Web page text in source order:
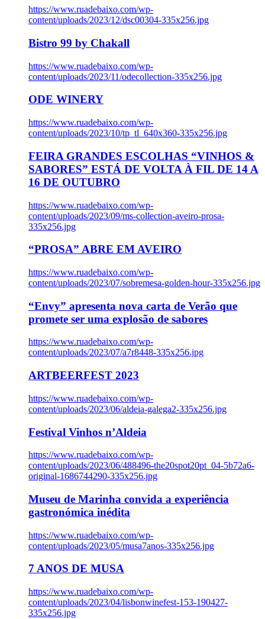
https://www.ruadebaixo.com/wp-
content/uploads/2023/12/dsc00304-335x256.jpg
Bistro 99 by Chakall
https://www.ruadebaixo.com/wp-
content/uploads/2023/11/odecollection-335x256.jpg
ODE WINERY
https://www.ruadebaixo.com/wp-
content/uploads/2023/10/tp_tl_640x360-335x256.jpg
FEIRA GRANDES ESCOLHAS “VINHOS &
SABORES” ESTÁ DE VOLTA À FIL DE 14 A
16 DE OUTUBRO
https://www.ruadebaixo.com/wp-
content/uploads/2023/09/ms-collection-aveiro-prosa-
335x256.jpg
“PROSA” ABRE EM AVEIRO
https://www.ruadebaixo.com/wp-
content/uploads/2023/07/sobremesa-golden-hour-335x256.jpg
“Envy” apresenta nova carta de Verão que
promete ser uma explosão de sabores
https://www.ruadebaixo.com/wp-
content/uploads/2023/07/a7r8448-335x256.jpg
ARTBEERFEST 2023
https://www.ruadebaixo.com/wp-
content/uploads/2023/06/aldeia-galega2-335x256.jpg
Festival Vinhos n’Aldeia
https://www.ruadebaixo.com/wp-
content/uploads/2023/06/488496-the20spot20pt_04-5b72a6-
original-1686744290-335x256.jpg
Museu de Marinha convida a experiência
gastronómica inédita
https://www.ruadebaixo.com/wp-
content/uploads/2023/05/musa7anos-335x256.jpg
7 ANOS DE MUSA
https://www.ruadebaixo.com/wp-
content/uploads/2023/04/lisbonwinefest-153-190427-
335x256.jpg